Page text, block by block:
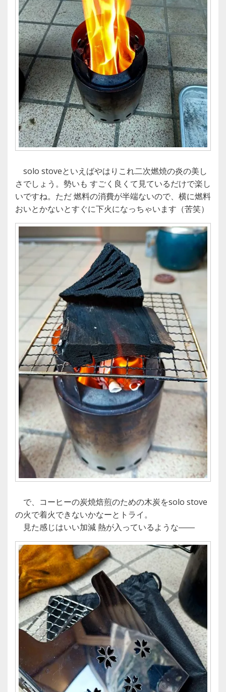
solo stoveといえばやはりこれ二次燃焼の炎の美し
さでしょう。勢いも すごく良くて見ているだけで楽し
いですね。ただ 燃料の消費が半端ないので、横に燃料
おいとかないとすぐに下火になっちゃいます（苦笑）
で、コーヒーの炭焼焙煎のための木炭をsolo stove
の火で着火できないかなーとトライ。
見た感じはいい加減 熱が入っているような――